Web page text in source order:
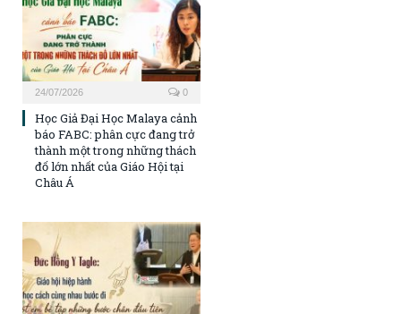
24/07/2026 0
Học Giả Đại Học Malaya cảnh
báo FABC: phân cực đang trở
thành một trong những thách
đố lớn nhất của Giáo Hội tại
Châu Á